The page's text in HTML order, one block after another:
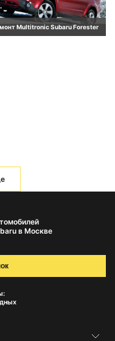
Multitronic Subaru Forester
в Москве